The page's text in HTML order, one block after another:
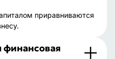
приравниваются
финансовая